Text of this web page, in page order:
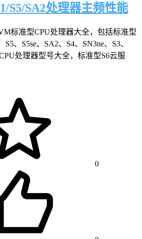
S5/SA2处理器主频性能
标准型CPU处理器大全，包括标准型
S5、S5se、SA2、S4、SN3ne、S3、
处理器型号大全，标准型S6云服
0